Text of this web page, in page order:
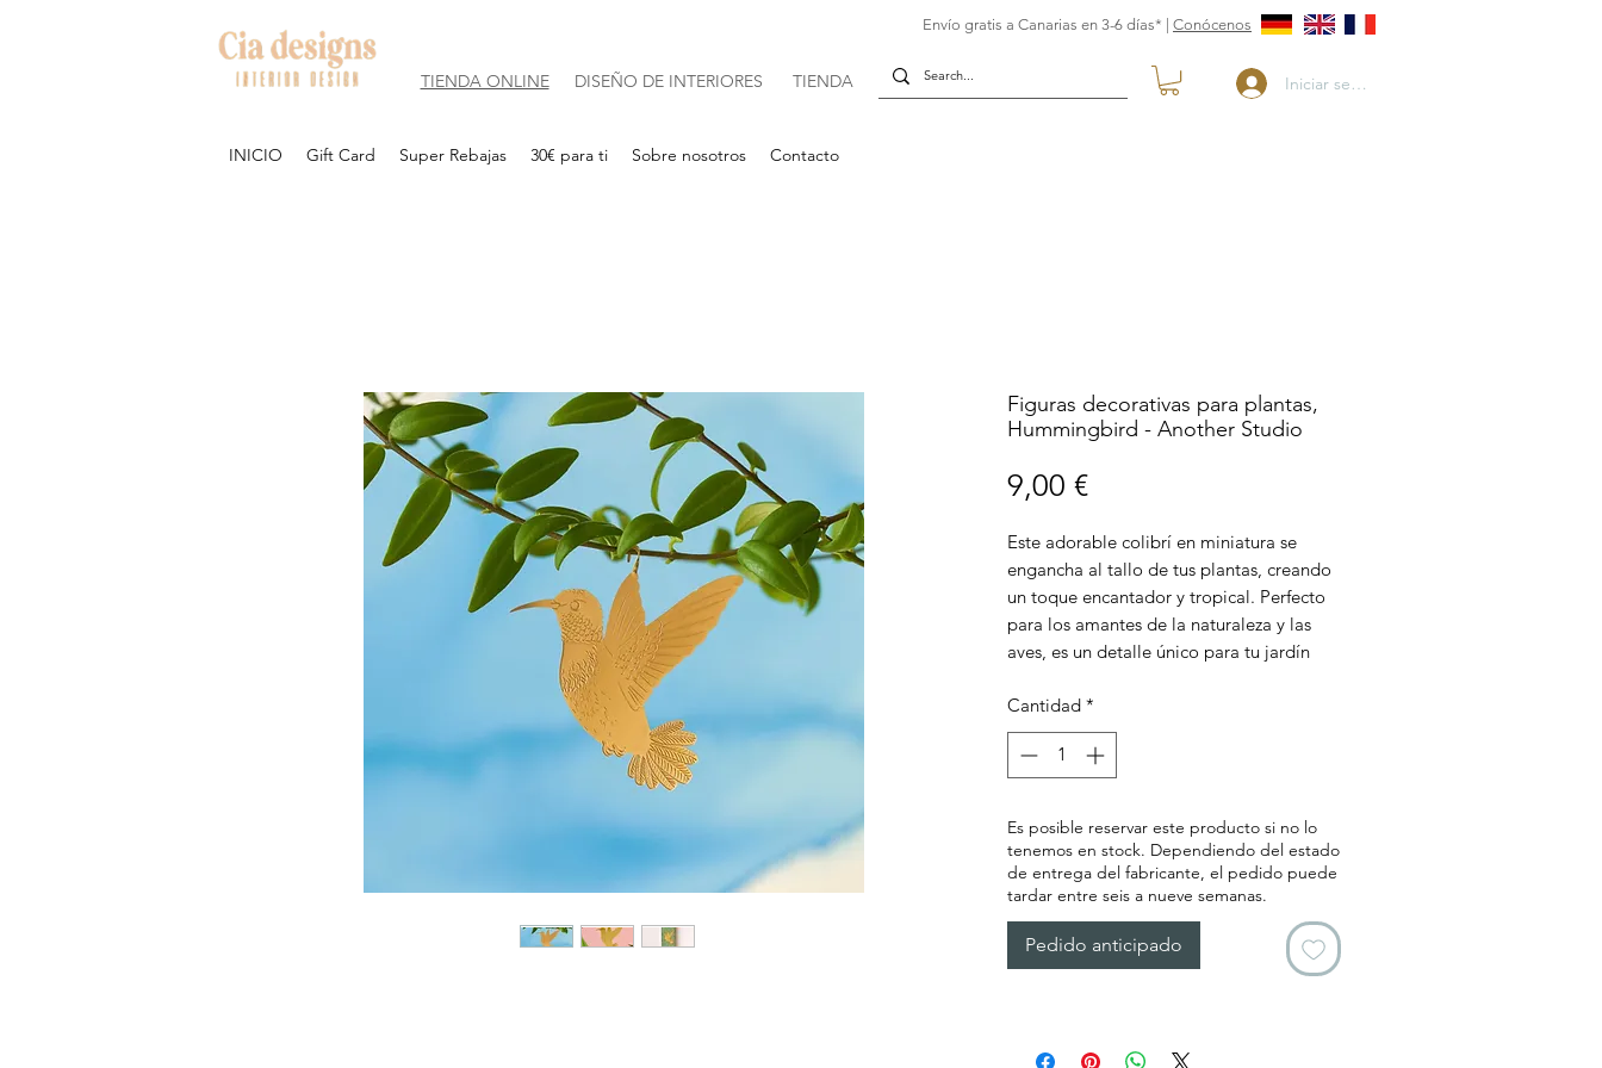
Envío gratis a Canarias en 3-6 días* | Conócenos
TIENDA ONLINE DISEÑO DE INTERIORES TIENDA Iniciar sesión
INICIO Gift Card Super Rebajas 30€ para ti Sobre nosotros Contacto
Figuras decorativas para plantas,
Hummingbird - Another Studio
9,00 €Precio
Este adorable colibrí en miniatura se
engancha al tallo de tus plantas, creando
un toque encantador y tropical. Perfecto
para los amantes de la naturaleza y las
aves, es un detalle único para tu jardín
Cantidad *
Es posible reservar este producto si no lo
tenemos en stock. Dependiendo del estado
de entrega del fabricante, el pedido puede
tardar entre seis a nueve semanas.
Pedido anticipado